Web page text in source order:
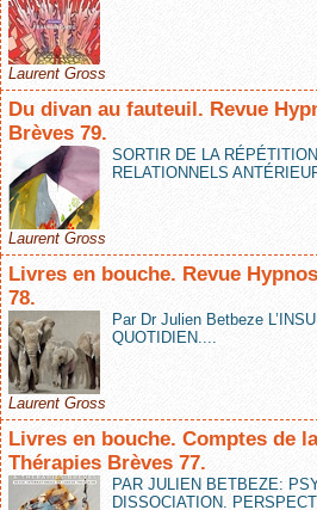
Laurent Gross
Du divan au fauteuil. Revue
Brèves 79.
SORTIR DE LA
RELATIONNELS
Laurent Gross
Livres en bouche. Revue
78.
Par Dr Julien Betbeze
QUOTIDIEN....
Laurent Gross
Livres en bouche. Comptes de
Thérapies Brèves 77.
PAR JULIEN BETBEZE:
DISSOCIATION.